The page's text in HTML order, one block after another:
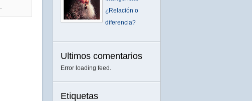
¿Relación o
diferencia?
Ultimos comentarios
Error loading feed.
Etiquetas